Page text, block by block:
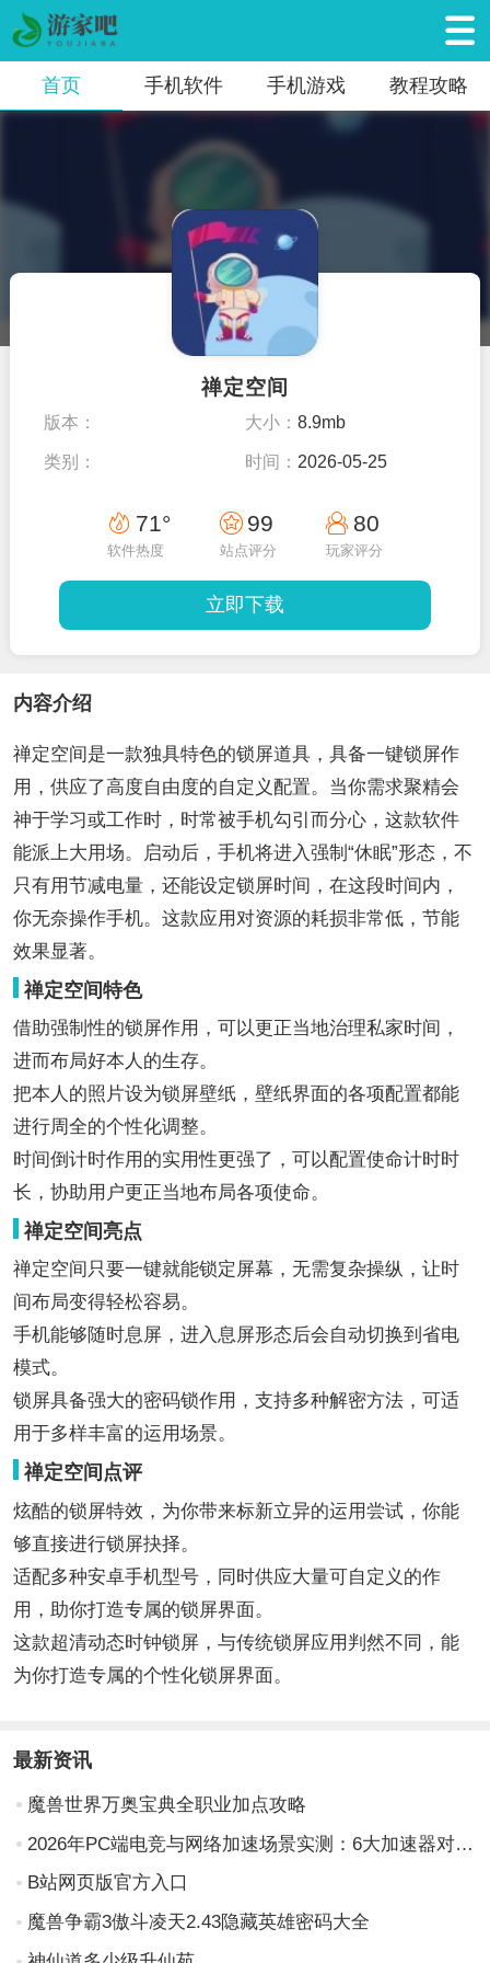
首页 手机软件 手机游戏 教程攻略
禅定空间
版本： 大小： 8.9mb
类别： 时间： 2026-05-25
71°
软件热度
99
站点评分
80
玩家评分
立即下载
内容介绍
禅定空间是一款独具特色的锁屏道具，具备一键锁屏作
用，供应了高度自由度的自定义配置。当你需求聚精会
神于学习或工作时，时常被手机勾引而分心，这款软件
能派上大用场。启动后，手机将进入强制“休眠”形态，不
只有用节减电量，还能设定锁屏时间，在这段时间内，
你无奈操作手机。这款应用对资源的耗损非常低，节能
效果显著。
禅定空间特色
借助强制性的锁屏作用，可以更正当地治理私家时间，
进而布局好本人的生存。
把本人的照片设为锁屏壁纸，壁纸界面的各项配置都能
进行周全的个性化调整。
时间倒计时作用的实用性更强了，可以配置使命计时时
长，协助用户更正当地布局各项使命。
禅定空间亮点
禅定空间只要一键就能锁定屏幕，无需复杂操纵，让时
间布局变得轻松容易。
手机能够随时息屏，进入息屏形态后会自动切换到省电
模式。
锁屏具备强大的密码锁作用，支持多种解密方法，可适
用于多样丰富的运用场景。
禅定空间点评
炫酷的锁屏特效，为你带来标新立异的运用尝试，你能
够直接进行锁屏抉择。
适配多种安卓手机型号，同时供应大量可自定义的作
用，助你打造专属的锁屏界面。
这款超清动态时钟锁屏，与传统锁屏应用判然不同，能
为你打造专属的个性化锁屏界面。
最新资讯
魔兽世界万奥宝典全职业加点攻略
2026年PC端电竞与网络加速场景实测：6大加速器对比评测（低延迟/高稳定性/多平台兼容性维度）
B站网页版官方入口
魔兽争霸3傲斗凌天2.43隐藏英雄密码大全